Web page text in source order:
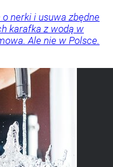
nerki i usuwa zbędne
karafka z wodą w
Ale nie w Polsce.